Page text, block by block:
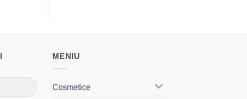
MENIU
Cosmetice